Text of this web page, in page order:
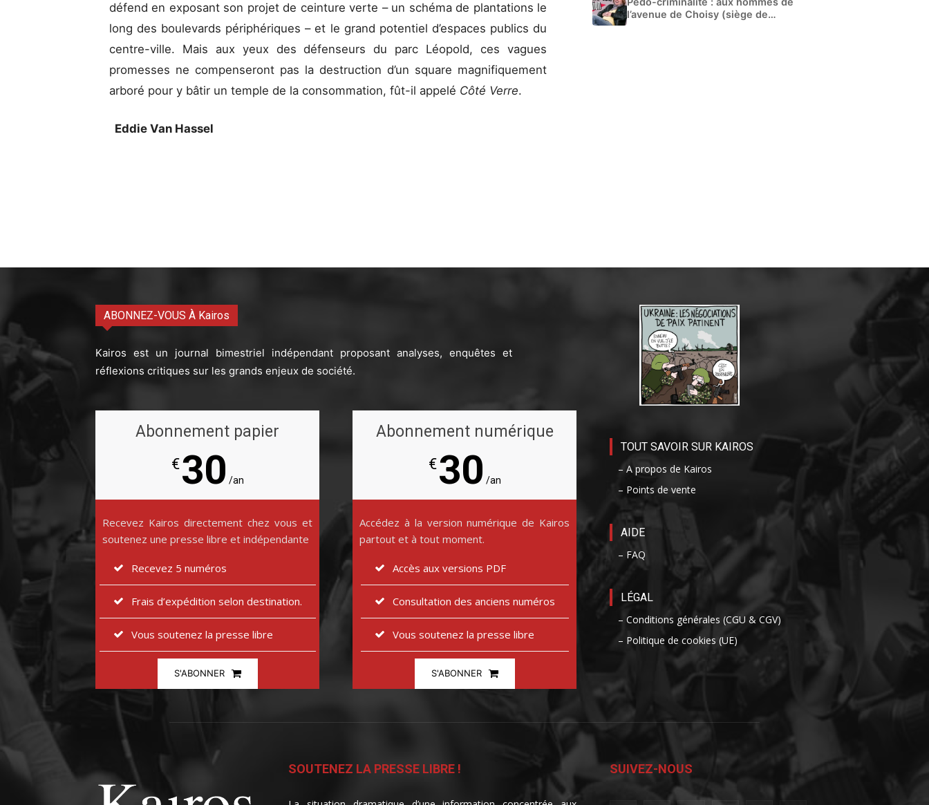
défend en exposant son projet de ceinture verte – un schéma de plantations le
long des boulevards périphériques – et le grand potentiel d’espaces publics du
centre-ville. Mais aux yeux des défenseurs du parc Léopold, ces vagues
promesses ne compenseront pas la destruction d’un square magnifiquement
arboré pour y bâtir un temple de la consommation, fût-il appelé Côté Verre.
Eddie Van Hassel
l’avenue de Choisy (siège de
ABONNEZ-VOUS À Kairos
Kairos est un journal bimestriel indépendant proposant analyses, enquêtes et
réflexions critiques sur les grands enjeux de société.
Abonnement papier
€30 /an
Recevez Kairos directement chez vous et
soutenez une presse libre et indépendante
Recevez 5 numéros
Frais d’expédition selon destination.
Vous soutenez la presse libre
S'ABONNER
Abonnement numérique
€30 /an
Accédez à la version numérique de Kairos
partout et à tout moment.
Accès aux versions PDF
Consultation des anciens numéros
Vous soutenez la presse libre
S'ABONNER
TOUT SAVOIR SUR KAIROS
– A propos de Kairos
– Points de vente
AIDE
– FAQ
LÉGAL
– Conditions générales (CGU & CGV)
– Politique de cookies (UE)
SOUTENEZ LA PRESSE LIBRE ! SUIVEZ-NOUS